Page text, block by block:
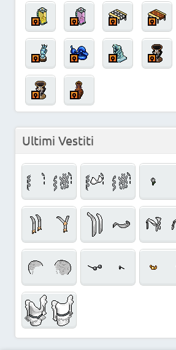
Ultimi Vestiti